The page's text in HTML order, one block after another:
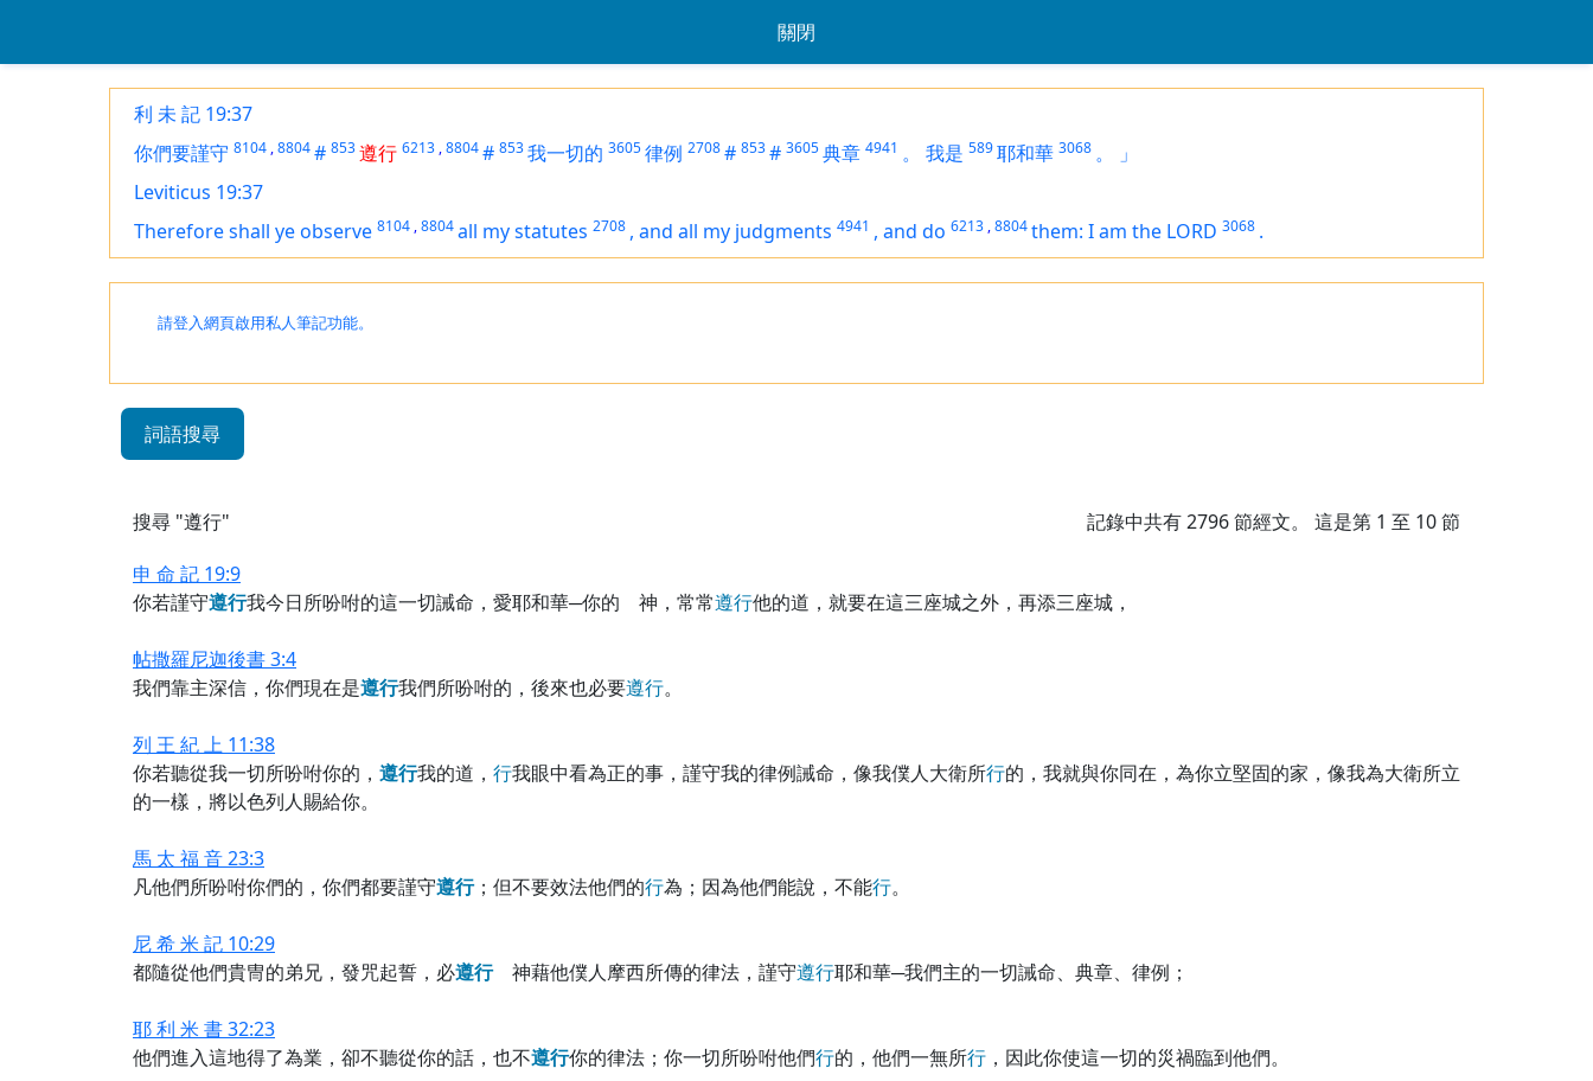
關閉
利 未 記 19:37
你們要謹守 8104 ,8804# 853遵行 6213 ,8804# 853我一切的 3605律例 2708# 853# 3605典章 4941 。 我是 589耶和華 3068 。
」
Leviticus 19:37
Therefore shall ye observe 8104 ,8804all my statutes 2708 , and all my judgments 4941 , and do 6213 ,8804them: Iam the LORD 3068 .
請登入網頁啟用私人筆記功能。
詞語搜尋
搜尋 "遵行" 記錄中共有2796節經文。 這是第 1 至 10 節
申 命 記 19:9
你若謹守遵行我今日所吩咐的這一切誡命，愛耶和華─你的 神，常常遵行他的道，就要在這三座城之外，再添三座城，
帖撒羅尼迦後書 3:4
我們靠主深信，你們現在是遵行我們所吩咐的，後來也必要遵行。
列 王 紀 上 11:38
你若聽從我一切所吩咐你的， 遵行我的道， 行我眼中看為正的事，謹守我的律例誡命，像我僕人大衛所行的，我就與你同在，為你立堅固的家，像我為大衛所立
的一樣，將以色列人賜給你。
馬 太 福 音 23:3
凡他們所吩咐你們的，你們都要謹守遵行；但不要效法他們的行為；因為他們能說，不能行。
尼 希 米 記 10:29
都隨從他們貴冑的弟兄，發咒起誓，必遵行神藉他僕人摩西所傳的律法，謹守遵行耶和華─我們主的一切誡命、典章、律例；
耶 利 米 書 32:23
他們進入這地得了為業，卻不聽從你的話，也不遵行你的律法；你一切所吩咐他們行的，他們一無所行 ，因此你使這一切的災禍臨到他們。